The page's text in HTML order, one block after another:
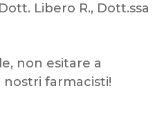
Libero R., Dott.ssa
non esitare a
farmacisti!